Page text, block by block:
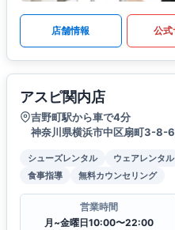
店舗情報 公式
アスピ関内店
吉野町駅から車で4分
神奈川県横浜市中区扇町3-8-
シューズレンタル ウェアレンタル
食事指導
無料カウンセリング
営業時間
月~金曜日10:00〜22:00